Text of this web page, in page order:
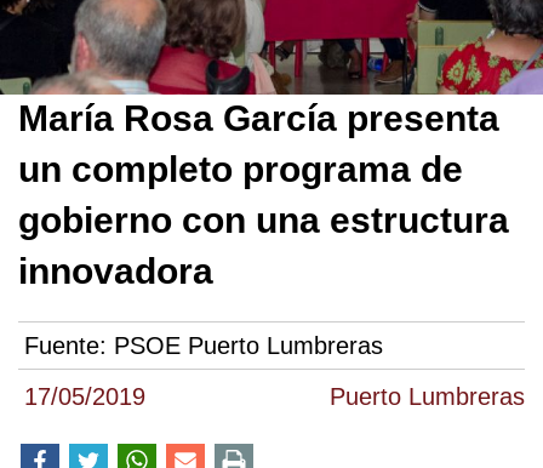
17/05/2019 Puerto Lumbreras
María Rosa García presenta
un completo programa de
gobierno con una estructura
innovadora
Fuente: PSOE Puerto Lumbreras